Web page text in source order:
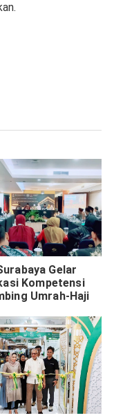
Gelar
Kompetensi
Umrah-Haji